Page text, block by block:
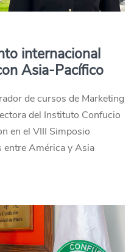
internacional
Asia-Pacífico
de cursos de Marketing
del Instituto Confucio
en el VIII Simposio
entre América y Asia